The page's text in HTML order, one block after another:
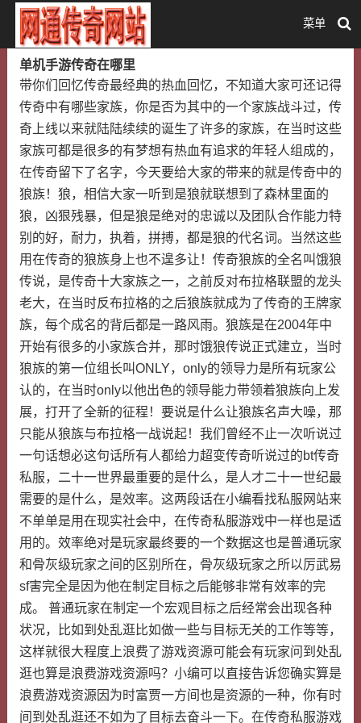
菜单
单机手游传奇在哪里
带你们回忆传奇最经典的热血回忆，不知道大家可还记得
传奇中有哪些家族，你是否为其中的一个家族战斗过，传
奇上线以来就陆陆续续的诞生了许多的家族，在当时这些
家族可都是很多的有梦想有热血有追求的年轻人组成的，
在传奇留下了名字，今天要给大家的带来的就是传奇中的
狼族！狼，相信大家一听到是狼就联想到了森林里面的
狼，凶狠残暴，但是狼是绝对的忠诚以及团队合作能力特
别的好，耐力，执着，拼搏，都是狼的代名词。当然这些
用在传奇的狼族身上也不遑多让！传奇狼族的全名叫饿狼
传说，是传奇十大家族之一，之前反对布拉格联盟的龙头
老大，在当时反布拉格的之后狼族就成为了传奇的王牌家
族，每个成名的背后都是一路风雨。狼族是在2004年中
开始有很多的小家族合并，那时饿狼传说正式建立，当时
狼族的第一位组长叫ONLY，only的领导力是所有玩家公
认的，在当时only以他出色的领导能力带领着狼族向上发
展，打开了全新的征程！要说是什么让狼族名声大噪，那
只能从狼族与布拉格一战说起！我们曾经不止一次听说过
一句话想必这句话所有人都给力超变传奇听说过的bt传奇
私服，二十一世界最重要的是什么，是人才二十一世纪最
需要的是什么，是效率。这两段话在小编看找私服网站来
不单单是用在现实社会中，在传奇私服游戏中一样也是适
用的。效率绝对是玩家最终要的一个数据这也是普通玩家
和骨灰级玩家之间的区别所在，骨灰级玩家之所以厉武易
sf害完全是因为他在制定目标之后能够非常有效率的完
成。 普通玩家在制定一个宏观目标之后经常会出现各种
状况，比如到处乱逛比如做一些与目标无关的工作等等，
这样就很大程度上浪费了游戏资源可能会有玩家问到处乱
逛也算是浪费游戏资源吗？小编可以直接告诉您确实算是
浪费游戏资源因为时富贾一方间也是资源的一种，你有时
间到处乱逛还不如为了目标去奋斗一下。在传奇私服游戏